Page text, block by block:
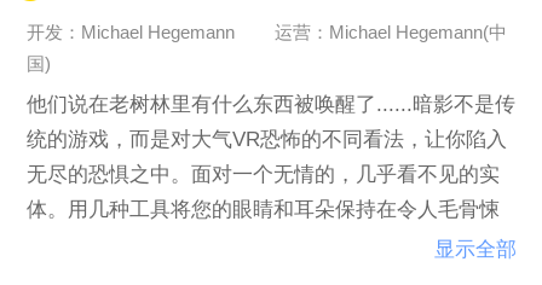
开发：Michael Hegemann
运营：Michael Hegemann(中
国)
他们说在老树林里有什么东西被唤醒了......暗影不是传
统的游戏，而是对大气VR恐怖的不同看法，让你陷入
无尽的恐惧之中。面对一个无情的，几乎看不见的实
体。用几种工具将您的眼睛和耳朵保持在令人毛骨悚
然的环境中。使用它们为即将发生的事情做好准备。
显示全部